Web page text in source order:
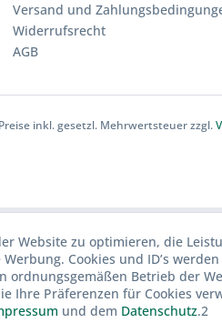
Versand und
Widerrufsrecht
AGB
inkl. gesetzl. Mehrwertsteuer zzgl.
Website zu optimieren, die
Cookies und ID’s
ordnungsgemäßen Betrieb der
Ihre Präferenzen für Cookies
und dem Datenschutz.2